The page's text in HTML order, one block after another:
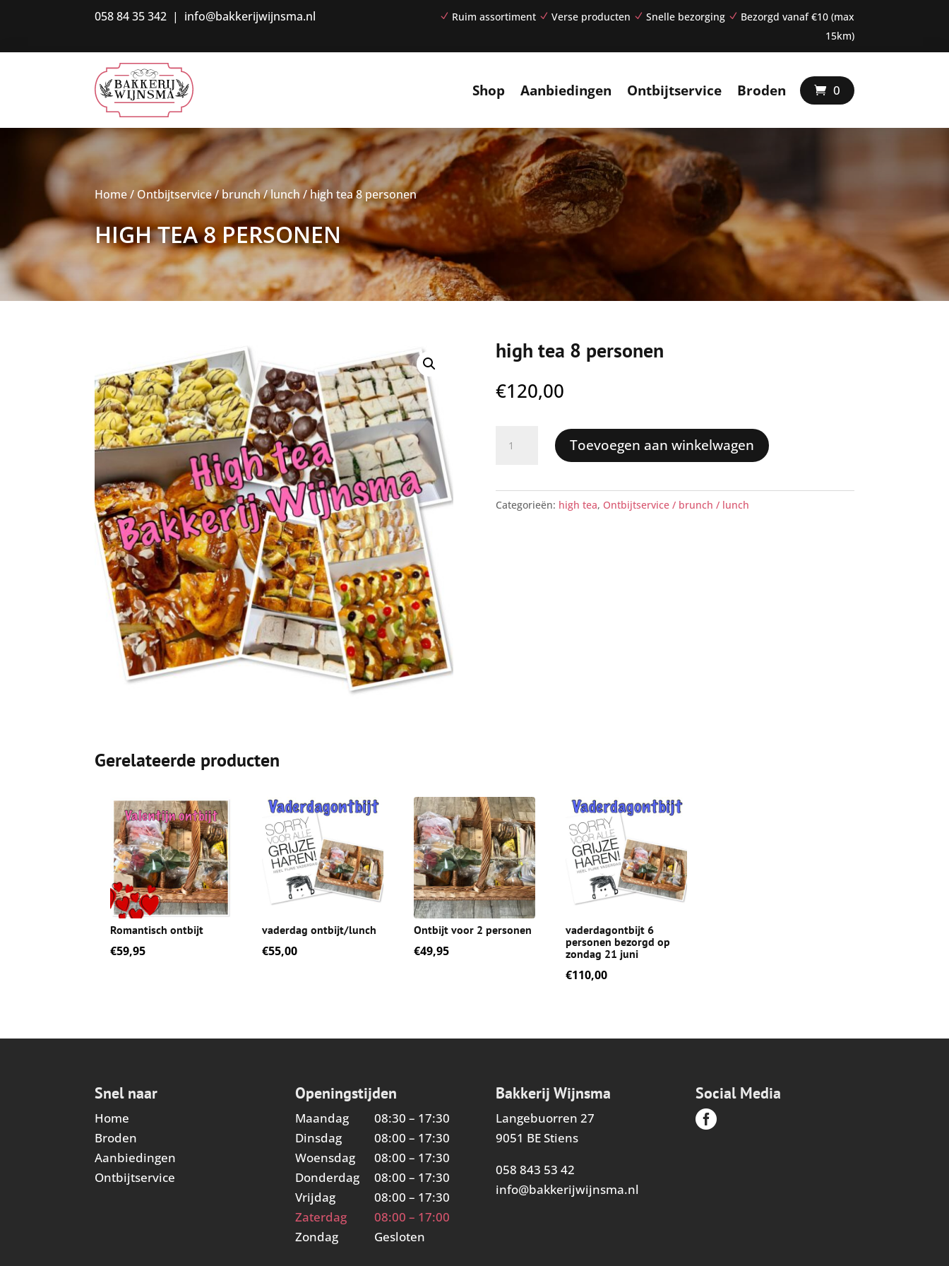
058 84 35 342 | info@bakkerijwijnsma.nl N Ruim assortiment N Verse producten N Snelle bezorging N Bezorgd vanaf €10 (max
15km)
Shop Aanbiedingen Ontbijtservice Broden 0
Home/ Ontbijtservice / brunch / lunch/ high tea 8 personen
HIGH TEA 8 PERSONEN
high tea 8 personen
€120,00
tea
personen
aantal
Toevoegen aan winkelwagen
Categorieën: high tea, Ontbijtservice / brunch / lunch
Gerelateerde producten
Romantisch ontbijt
€59,95
vaderdag ontbijt/lunch
€55,00
Ontbijt voor 2 personen
€49,95
vaderdagontbijt 6
personen bezorgd op
zondag 21 juni
€110,00
Snel naar
Home
Broden
Aanbiedingen
Ontbijtservice
Openingstijden
Maandag
08:30 – 17:30
Dinsdag
08:00 – 17:30
Woensdag
08:00 – 17:30
Donderdag
08:00 – 17:30
Vrijdag
08:00 – 17:30
Zaterdag
08:00 – 17:00
Zondag
Gesloten
Bakkerij Wijnsma
Langebuorren 27
9051 BE Stiens
058 843 53 42
info@bakkerijwijnsma.nl
Social Media
